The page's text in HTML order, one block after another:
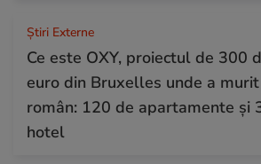
Știri Externe
Ce este OXY, proiectul de 300
euro din Bruxelles unde a
român: 120 de apartamente și
hotel